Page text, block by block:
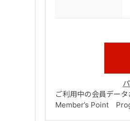
ご利用中の会員デー
Member’s Point